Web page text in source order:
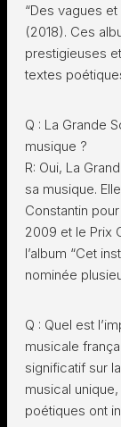
“Des vagues
(2018). Ces
prestigieuses
textes
Q : La Grande
musique ?
R: Oui, La
sa musique.
Constantin
2009 et le Prix
l’album “Cet
nominée
Q : Quel est
musicale
significatif sur
musical
poétiques ont